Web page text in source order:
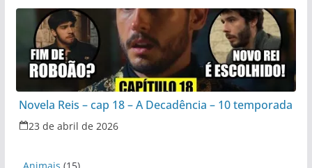
Novela Reis – cap 18 – A Decadência – 10 temporada
23 de abril de 2026
Animais (15)